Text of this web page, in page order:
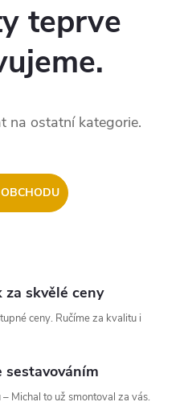
teprve
na ostatní kategorie.
skvělé ceny
ceny. Ručíme za kvalitu i
sestavováním
Michal to už smontoval za vás.